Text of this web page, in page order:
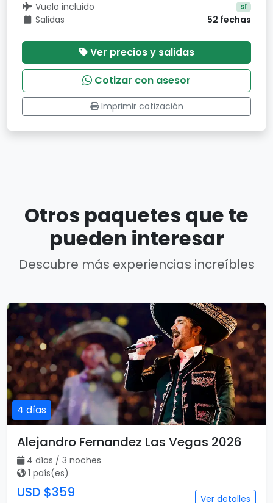
Vuelo incluido Sí
Salidas 52 fechas
Ver precios y salidas
Cotizar con asesor
Imprimir cotización
Otros paquetes que te
pueden interesar
Descubre más experiencias increíbles
4 días
Alejandro Fernandez Las Vegas 2026
4 días / 3 noches
1 país(es)
USD $359 Ver detalles